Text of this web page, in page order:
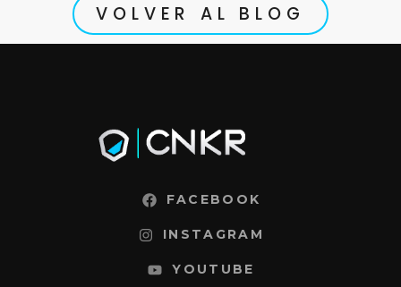
VOLVER AL BLOG
FACEBOOK
INSTAGRAM
YOUTUBE